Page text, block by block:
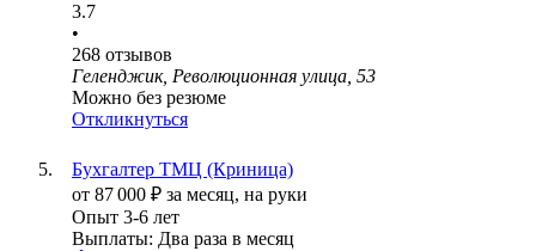
3.7
•
268 отзывов
Геленджик, Революционная улица, 53
Можно без резюме
Откликнуться
Бухгалтер ТМЦ (Криница)
от 87 000 ₽ за месяц, на руки
Опыт 3-6 лет
Выплаты: Два раза в месяц